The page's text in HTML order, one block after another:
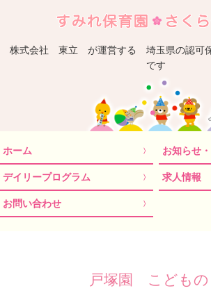
株式会社 東立 が運営する 埼玉県の認可保
です
ホーム お知らせ
デイリープログラム 求人情報
お問い合わせ
戸塚園 こどもの